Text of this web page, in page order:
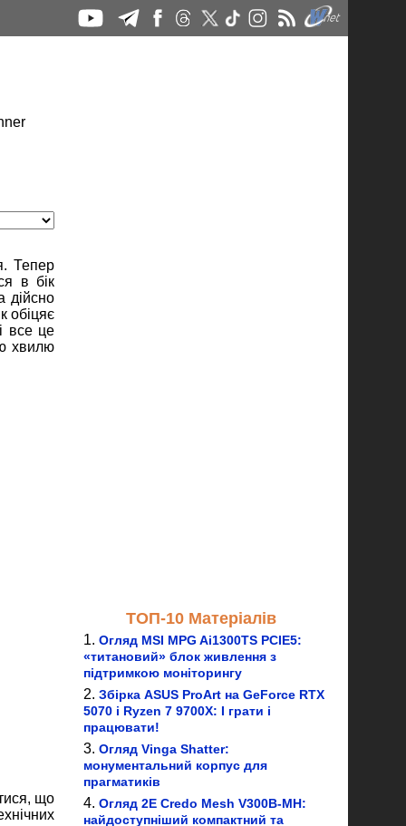
Тепер
в бік
дійсно
обіцяє
все це
хвилю
що
ТОП-10 Матеріалів
Огляд MSI MPG Ai1300TS PCIE5:
«титановий» блок живлення з
підтримкою моніторингу
Збірка ASUS ProArt на GeForce RTX
5070 і Ryzen 7 9700X: І грати і
працювати!
Огляд Vinga Shatter:
монументальний корпус для
прагматиків
Огляд 2E Credo Mesh V300B-MH:
найдоступніший компактний та